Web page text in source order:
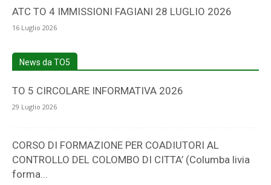
ATC TO 4 IMMISSIONI FAGIANI 28 LUGLIO 2026
16 Luglio 2026
News da TO5
TO 5 CIRCOLARE INFORMATIVA 2026
29 Luglio 2026
CORSO DI FORMAZIONE PER COADIUTORI AL
CONTROLLO DEL COLOMBO DI CITTA’ (Columba livia
forma...